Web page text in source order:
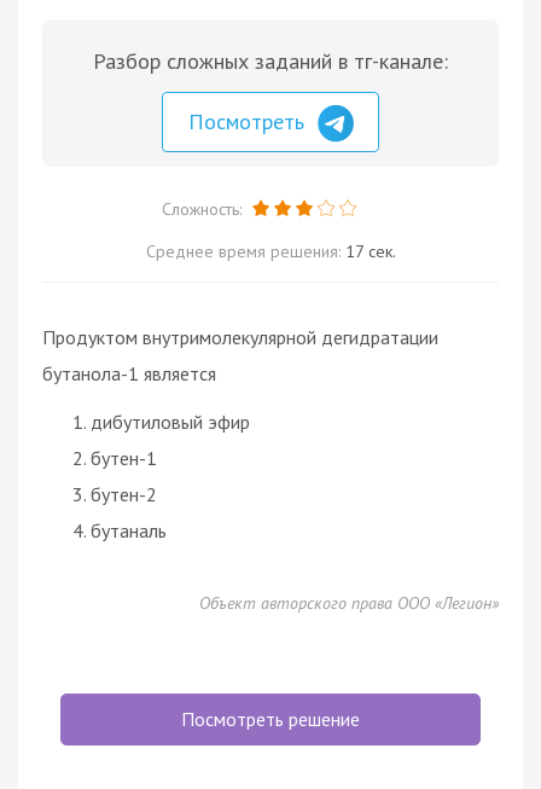
Разбор сложных заданий в тг-канале:
Посмотреть
Сложность:
Среднее время решения: 17 сек.
Продуктом внутримолекулярной дегидратации
бутанола-1 является
дибутиловый эфир
бутен-1
бутен-2
бутаналь
Объект авторского права ООО «Легион»
Посмотреть решение